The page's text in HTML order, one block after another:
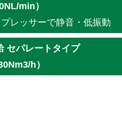
min）
レッサーで静音・低振動
セパレートタイプ
h）